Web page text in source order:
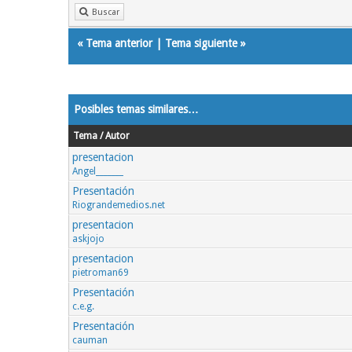
Buscar
« Tema anterior| Tema siguiente»
Posibles temas similares…
Tema / Autor
presentacion
Angel_______
Presentación
Riograndemedios.net
presentacion
askjojo
presentacion
pietroman69
Presentación
c.e.g.
Presentación
cauman